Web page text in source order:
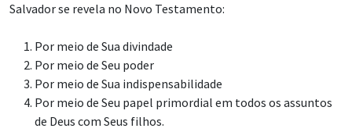
Salvador se revela no Novo Testamento:
Por meio de Sua divindade
Por meio de Seu poder
Por meio de Sua indispensabilidade
Por meio de Seu papel primordial em todos os assuntos
de Deus com Seus filhos.